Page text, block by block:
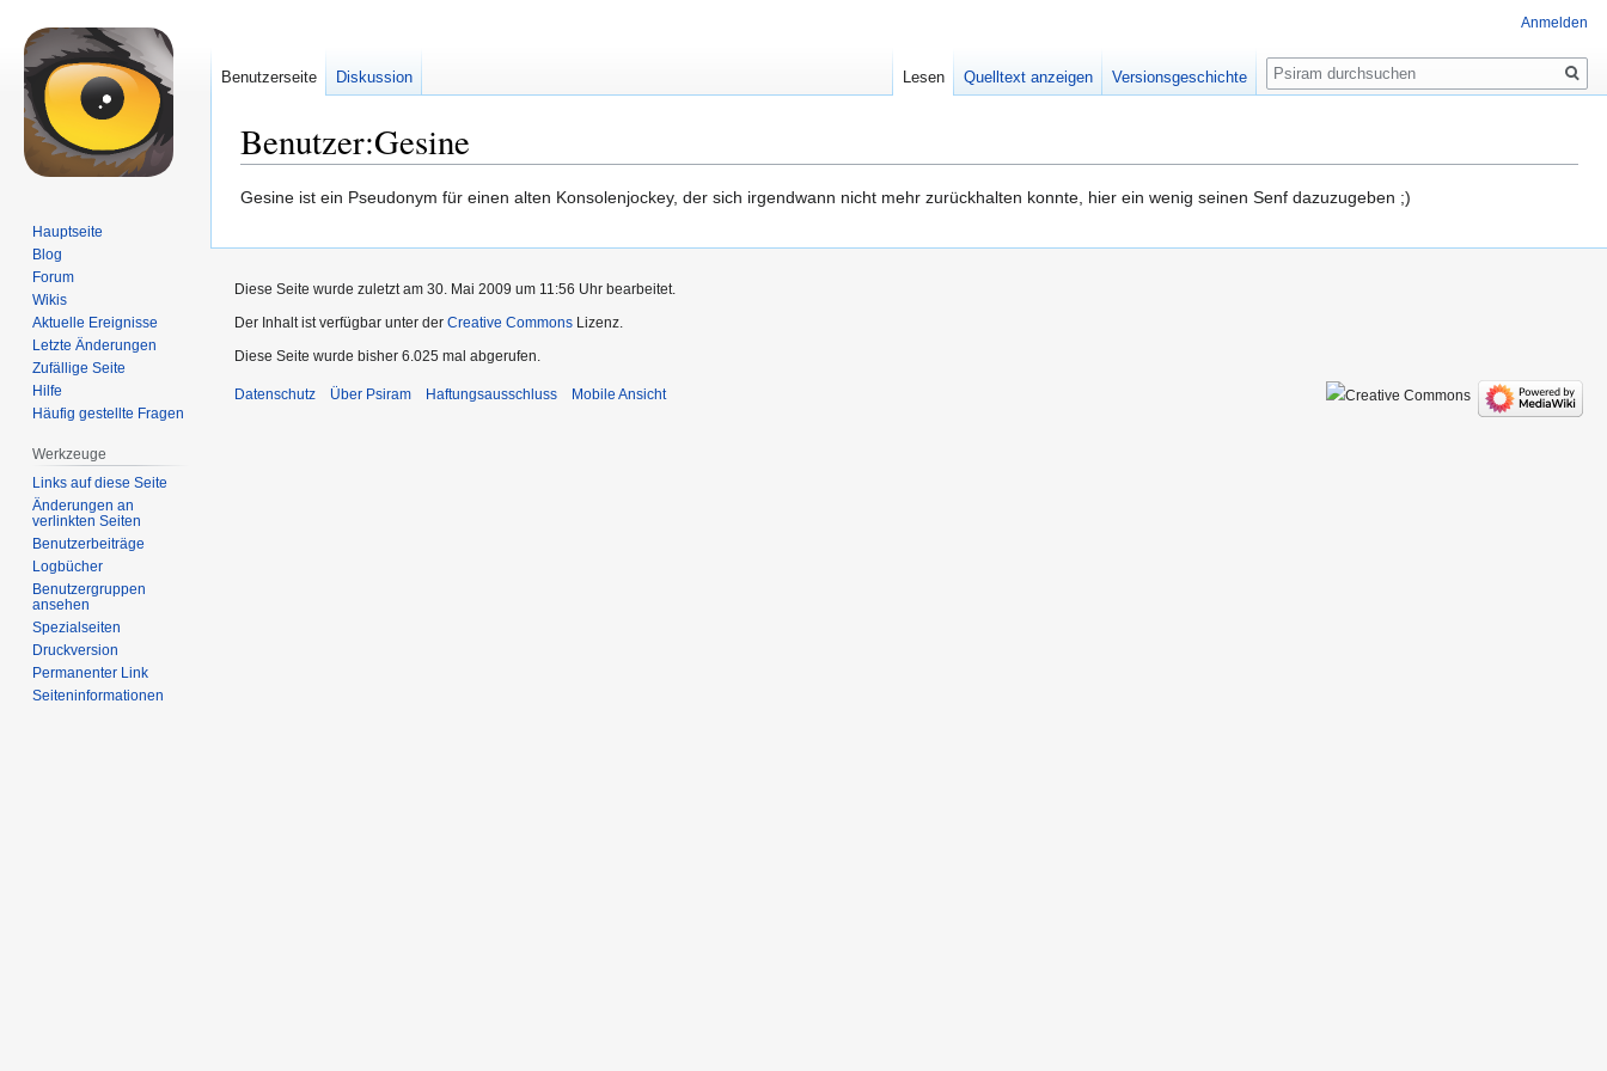
Benutzer:Gesine
Zur
springen
Zur
springen
Gesine ist ein Pseudonym für einen alten Konsolenjockey, der sich irgendwann nicht mehr zurückhalten konnte, hier ein wenig seinen Senf dazuzugeben ;)
Anmelden
Benutzerseite Diskussion Lesen Quelltext anzeigen Versionsgeschichte
Suche
Hauptseite
Blog
Forum
Wikis
Aktuelle Ereignisse
Letzte Änderungen
Zufällige Seite
Hilfe
Häufig gestellte Fragen
Werkzeuge
Links auf diese Seite
Änderungen an
verlinkten Seiten
Benutzerbeiträge
Logbücher
Benutzergruppen
ansehen
Spezialseiten
Druckversion
Permanenter Link
Seiten­informationen
Diese Seite wurde zuletzt am 30. Mai 2009 um 11:56 Uhr bearbeitet.
Der Inhalt ist verfügbar unter der Creative Commons Lizenz.
Diese Seite wurde bisher 6.025 mal abgerufen.
Datenschutz Über Psiram Haftungsausschluss Mobile Ansicht